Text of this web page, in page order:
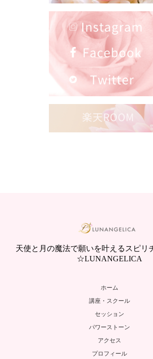
天使と月の魔法で願いを叶えるスピリ
☆LUNANGELICA
ホーム
講座・スクール
セッション
パワーストーン
アクセス
プロフィール